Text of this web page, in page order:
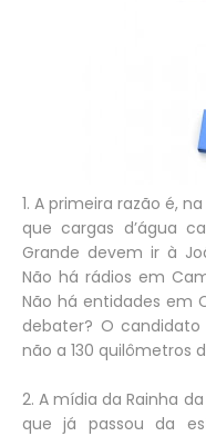
1. A primeira razão é,
que cargas d’água
Grande devem ir à
Não há rádios em
Não há entidades em
debater? O
não a 130 quilômetros
2. A mídia da Rainha
que já passou da